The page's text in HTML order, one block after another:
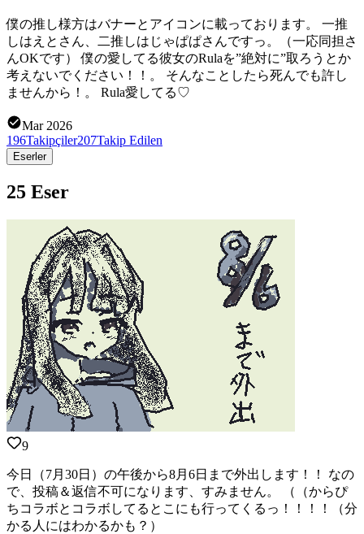
僕の推し様方はバナーとアイコンに載っております。 一推
しはえとさん、二推しはじゃぱぱさんですっ。（一応同担さ
んOKです） 僕の愛してる彼女のRulaを”絶対に”取ろうとか
考えないでください！！。 そんなことしたら死んでも許し
ませんから！。 Rula愛してる♡
Mar 2026
196Takipçiler207Takip Edilen
Eserler
25 Eser
9
今日（7月30日）の午後から8月6日まで外出します！！ なの
で、投稿＆返信不可になります、すみません。 （（からぴ
ちコラボとコラボしてるとこにも行ってくるっ！！！！（分
かる人にはわかるかも？）